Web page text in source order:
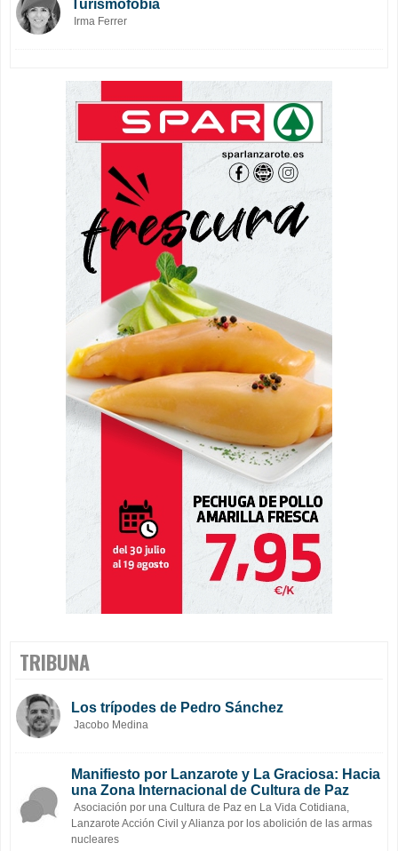
Turismofobia
Irma Ferrer
TRIBUNA
Los trípodes de Pedro Sánchez
Jacobo Medina
Manifiesto por Lanzarote y La Graciosa: Hacia
una Zona Internacional de Cultura de Paz
Asociación por una Cultura de Paz en La Vida Cotidiana,
Lanzarote Acción Civil y Alianza por los abolición de las armas
nucleares